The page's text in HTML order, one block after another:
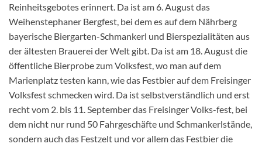
Reinheitsgebotes erinnert. Da ist am 6. August das
Weihenstephaner Bergfest, bei dem es auf dem Nährberg
bayerische Biergarten-Schmankerl und Bierspezialitäten aus
der ältesten Brauerei der Welt gibt. Da ist am 18. August die
öffentliche Bierprobe zum Volksfest, wo man auf dem
Marienplatz testen kann, wie das Festbier auf dem Freisinger
Volksfest schmecken wird. Da ist selbstverständlich und erst
recht vom 2. bis 11. September das Freisinger Volks-fest, bei
dem nicht nur rund 50 Fahrgeschäfte und Schmankerlstände,
sondern auch das Festzelt und vor allem das Festbier die